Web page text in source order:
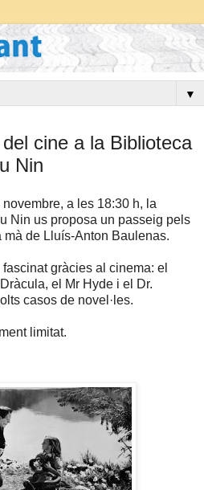
▼
cine a la Biblioteca
Nin
a les 18:30 h, la
Nin us proposa un passeig pels
de Lluís-Anton Baulenas.
gràcies al cinema: el
el Mr Hyde i el Dr.
casos de novel·les.
limitat.